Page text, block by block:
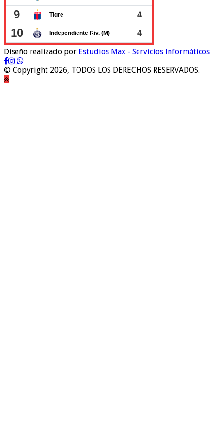
Diseño realizado por Estudios Max - Servicios Informáticos
© Copyright 2026, TODOS LOS DERECHOS RESERVADOS.